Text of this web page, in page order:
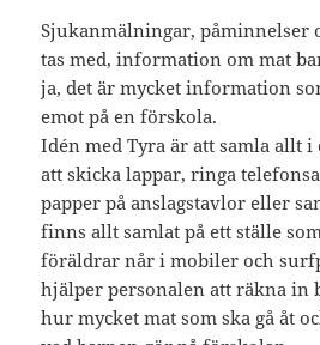
Sjukanmälningar, påminnelser
tas med, information om mat
ja, det är mycket information
emot på en förskola.
Idén med Tyra är att samla allt
att skicka lappar, ringa
papper på anslagstavlor eller
finns allt samlat på ett ställe
föräldrar når i mobiler och
hjälper personalen att räkna in
hur mycket mat som ska gå åt